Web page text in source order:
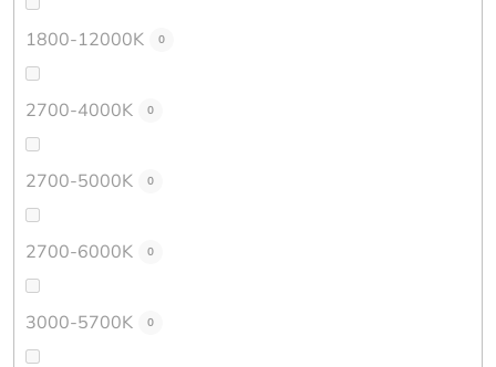
1800-12000K 0
2700-4000K 0
2700-5000K 0
2700-6000K 0
3000-5700K 0